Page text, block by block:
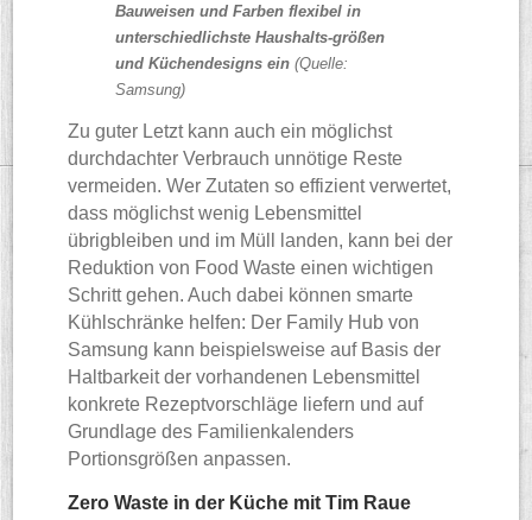
Bauweisen und Farben flexibel in
unterschiedlichste Haushalts-größen
und Küchendesigns ein(Quelle:
Samsung)
Zu guter Letzt kann auch ein möglichst
durchdachter Verbrauch unnötige Reste
vermeiden. Wer Zutaten so effizient verwertet,
dass möglichst wenig Lebensmittel
übrigbleiben und im Müll landen, kann bei der
Reduktion von Food Waste einen wichtigen
Schritt gehen. Auch dabei können smarte
Kühlschränke helfen: Der Family Hub von
Samsung kann beispielsweise auf Basis der
Haltbarkeit der vorhandenen Lebensmittel
konkrete Rezeptvorschläge liefern und auf
Grundlage des Familienkalenders
Portionsgrößen anpassen.
Zero Waste in der Küche mit Tim Raue